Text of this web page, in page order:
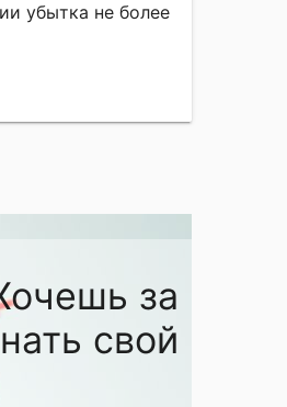
убытка не более
за
свой